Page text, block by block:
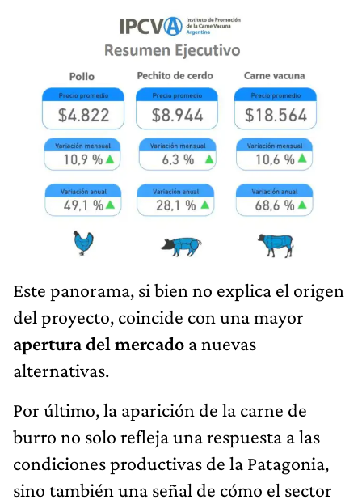
Este panorama, si bien no explica el origen
del proyecto, coincide con una mayor
apertura del mercado a nuevas
alternativas.
Por último, la aparición de la carne de
burro no solo refleja una respuesta a las
condiciones productivas de la Patagonia,
sino también una señal de cómo el sector